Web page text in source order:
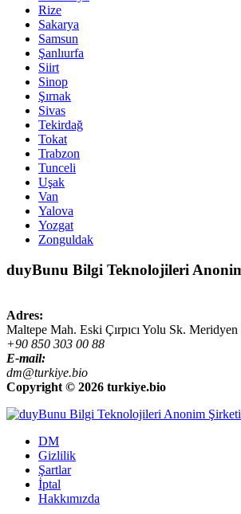
Rize
Sakarya
Samsun
Şanlıurfa
Siirt
Sinop
Şırnak
Sivas
Tekirdağ
Tokat
Trabzon
Tunceli
Uşak
Van
Yalova
Yozgat
Zonguldak
duyBunu Bilgi Teknolojileri
Adres:
Maltepe Mah. Eski Çırpıcı Yolu Sk.
+90 850 303 00 88
E-mail:
dm@turkiye.bio
Copyright © 2026 turkiye.bio
DM
Gizlilik
Şartlar
İptal
Hakkımızda